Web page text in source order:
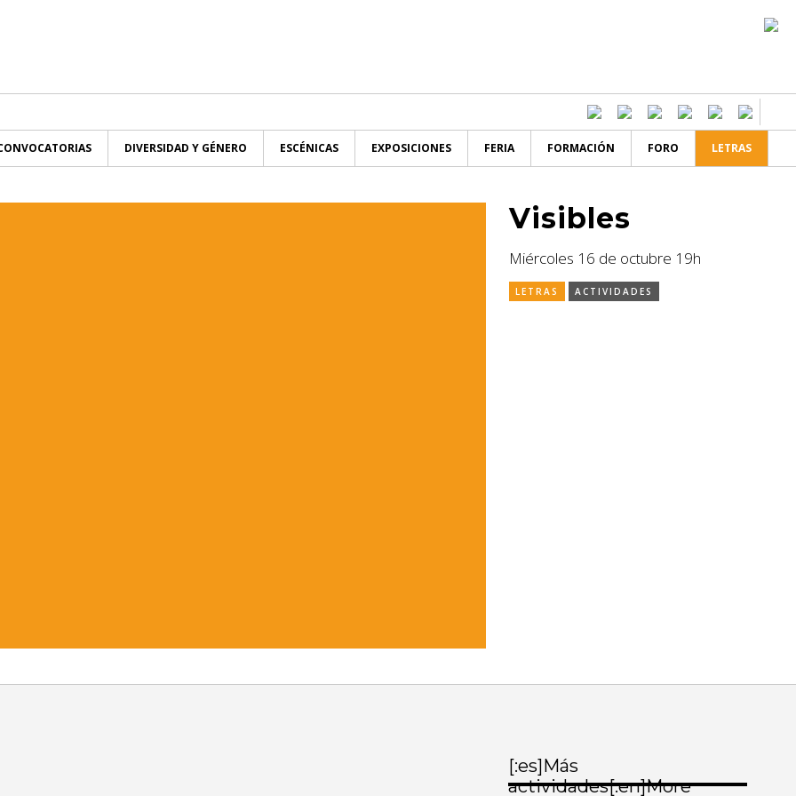
DIVERSIDAD Y GÉNERO ESCÉNICAS EXPOSICIONES FERIA FORMACIÓN FORO LETRAS
Visibles
Miércoles 16 de octubre 19h
LETRAS ACTIVIDADES
[:es]Más
actividades[:en]More